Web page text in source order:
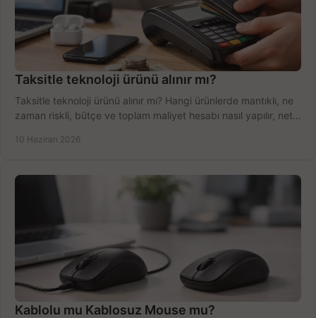
Taksitle teknoloji ürünü alınır mı?
Taksitle teknoloji ürünü alınır mı? Hangi ürünlerde mantıklı, ne
zaman riskli, bütçe ve toplam maliyet hesabı nasıl yapılır, net
10 Haziran 2026
Kablolu mu Kablosuz Mouse mu?